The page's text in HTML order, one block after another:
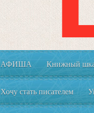
АФИША Книжный
Хочу стать писателем